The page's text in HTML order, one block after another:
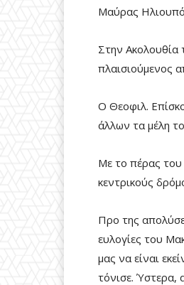
Μαύρας
Στην Ακολουθία
πλαισιούμενος
Ο Θεοφιλ.
άλλων τα μέλη
Με το πέρας του
κεντρικούς
Προ της
ευλογίες του
μας να είναι
τόνισε. Ύστερα,